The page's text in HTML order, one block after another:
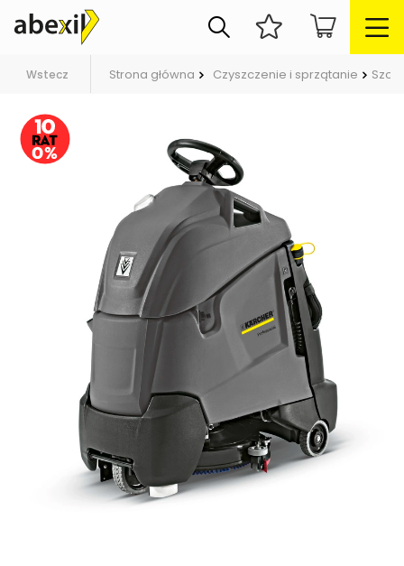
Wstecz Strona główna Czyszczenie i sprzątanie